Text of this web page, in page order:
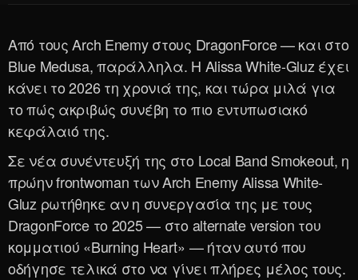
Από τους Arch Enemy στους DragonForce — και στο
Blue Medusa, παράλληλα. Η Alissa White-Gluz έχει
κάνει το 2026 τη χρονιά της, και τώρα μιλά για
το πώς ακριβώς συνέβη το πιο εντυπωσιακό
κεφάλαιό της.
Σε νέα συνέντευξή της στο Local Band Smokeout, η
πρώην frontwoman των Arch Enemy Alissa White-
Gluz ρωτήθηκε αν η συνεργασία της με τους
DragonForce το 2025 — στο alternate version του
κομματιού «Burning Heart» — ήταν αυτό που
οδήγησε τελικά στο να γίνει πλήρες μέλος τους.